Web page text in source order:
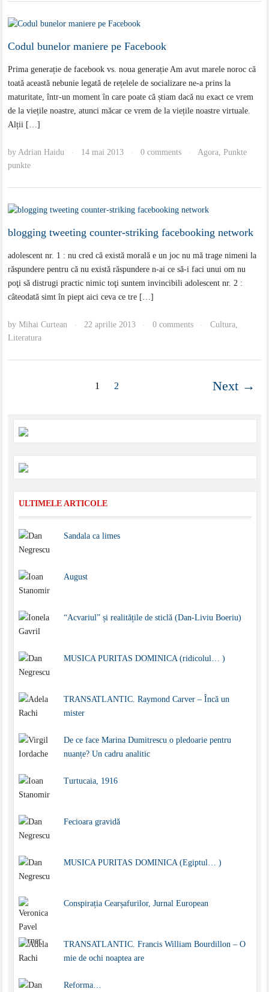
Codul bunelor maniere pe Facebook
Prima generație de facebook vs. noua generație Am avut marele noroc că
toată această nebunie legată de rețelele de socializare ne-a prins la
maturitate, într-un moment în care poate că știam dacă nu exact ce vrem
de la viețile noastre, atunci măcar ce vrem de la viețile noastre virtuale.
Alții […]
by Adrian Haidu · 14 mai 2013 · 0 comments · Agora ,Punkte
punkte
blogging tweeting counter-striking facebooking network
adolescent nr. 1 : nu cred că există morală e un joc nu mă trage nimeni la
răspundere pentru că nu există răspundere n-ai ce să-i faci unui om nu
poţi să distrugi practic nimic toţi suntem invincibili adolescent nr. 2 :
câteodată simt în piept aici ceva ce tre […]
byMihai Curtean · 22 aprilie 2013 · 0 comments · Cultura
Literatura
1 2 Next →
ULTIMELE ARTICOLE
Sandala ca limes
August
“Acvariul” și realitățile de sticlă (Dan-Liviu Boeriu)
MUSICA PURITAS DOMINICA (ridicolul… )
TRANSATLANTIC. Raymond Carver – Încă un
mister
De ce face Marina Dumitrescu o pledoarie pentru
nuanțe? Un cadru analitic
Turtucaia, 1916
Fecioara gravidă
MUSICA PURITAS DOMINICA (Egiptul… )
Conspirația Cearșafurilor, Jurnal European
TRANSATLANTIC. Francis William Bourdillon – O
mie de ochi noaptea are
Reforma…